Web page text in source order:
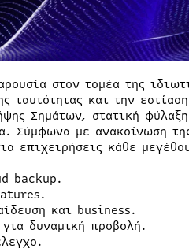
στον τομέα της
ταυτότητας και την
Σημάτων, στατική
Σύμφωνα με ανακοίνωση
επιχειρήσεις κάθε
backup.
και business.
δυναμική προβολή.